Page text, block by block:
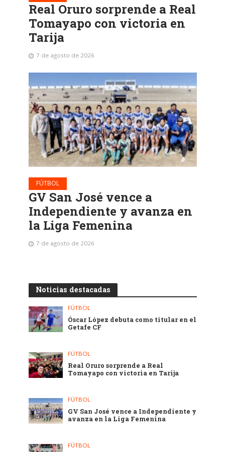
Real Oruro sorprende a Real
Tomayapo con victoria en
Tarija
7 de agosto de 2026
FÚTBOL
GV San José vence a
Independiente y avanza en
la Liga Femenina
7 de agosto de 2026
Noticias destacadas
FÚTBOL
Óscar López debuta como titular en el
Getafe CF
FÚTBOL
Real Oruro sorprende a Real
Tomayapo con victoria en Tarija
FÚTBOL
GV San José vence a Independiente y
avanza en la Liga Femenina
FÚTBOL